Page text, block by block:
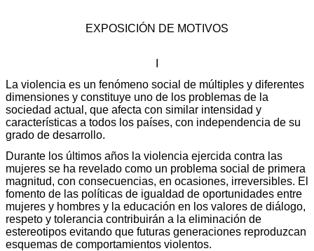
EXPOSICIÓN DE MOTIVOS
La violencia es un fenómeno social de múltiples y diferentes
dimensiones y constituye uno de los problemas de la
sociedad actual, que afecta con similar intensidad y
características a todos los países, con independencia de su
grado de desarrollo.
Durante los últimos años la violencia ejercida contra las
mujeres se ha revelado como un problema social de primera
magnitud, con consecuencias, en ocasiones, irreversibles. El
fomento de las políticas de igualdad de oportunidades entre
mujeres y hombres y la educación en los valores de diálogo,
respeto y tolerancia contribuirán a la eliminación de
estereotipos evitando que futuras generaciones reproduzcan
esquemas de comportamientos violentos.